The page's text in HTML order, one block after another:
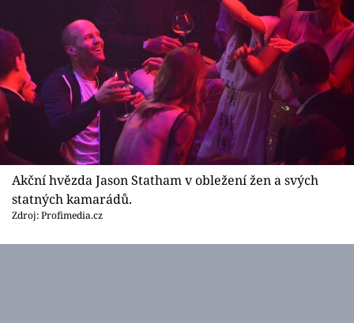
Akční hvězda Jason Statham v obležení žen a svých
statných kamarádů.
Zdroj: Profimedia.cz